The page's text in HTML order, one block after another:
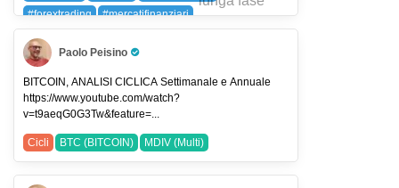
#forextrading
#mercatifinanziari
#traderlife
#tradingitalia
#tradingview
#usdjpy
EURUSD (EUR/USD)
USDJPY (USDJPY)
Paolo Peisino
Pro Trader
BITCOIN, ANALISI CICLICA Settimanale e Annuale
https://www.youtube.com/watch?
v=t9aeqG0G3Tw&feature=...
Cicli BTC (BITCOIN) MDIV (Multi)